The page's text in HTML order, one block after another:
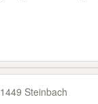
Steinbach